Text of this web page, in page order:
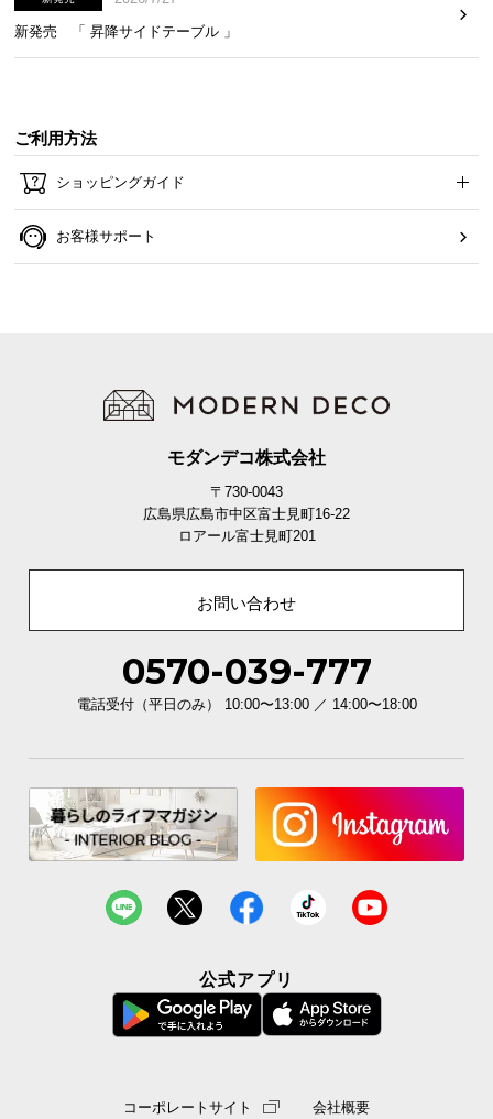
新発売 「 昇降サイドテーブル 」
ご利用方法
ショッピングガイド
お客様サポート
モダンデコ株式会社
〒730-0043
広島県広島市中区富士見町16-22
ロアール富士見町201
お問い合わせ
0570-039-777
電話受付（平日のみ） 10:00〜13:00 ／ 14:00〜18:00
公式アプリ
コーポレートサイト 会社概要